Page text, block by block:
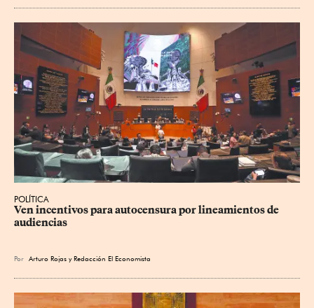
POLÍTICA
Ven incentivos para autocensura por lineamientos de
audiencias
Por Arturo Rojas yRedacción El Economista